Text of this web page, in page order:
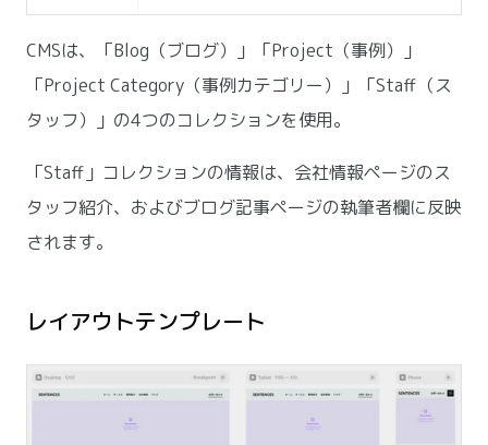
CMSは、「Blog（ブログ）」「Project（事例）」
「Project Category（事例カテゴリー）」「Staff（ス
タッフ）」の4つのコレクションを使用。
「Staff」コレクションの情報は、会社情報ページのス
タッフ紹介、およびブログ記事ページの執筆者欄に反映
されます。
レイアウトテンプレート